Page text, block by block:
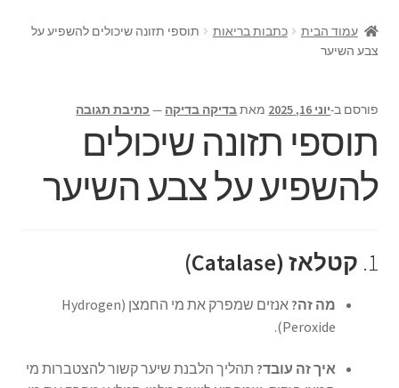
עמוד הבית כתבות בריאות
תוספי תזונה שיכולים להשפיע על
צבע השיער
פורסם ב-יוני 16, 2025 מאתבדיקה בדיקה — כתיבת תגובה
תוספי תזונה שיכולים
להשפיע על צבע השיער
1. קטלאז (Catalase)
מה זה?
אנזים שמפרק את מי החמצן (Hydrogen
Peroxide).
איך זה עובד?תהליך הלבנת שיער קשור להצטברות מי